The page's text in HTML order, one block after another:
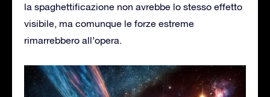
la spaghettificazione non avrebbe lo stesso effetto
visibile, ma comunque le forze estreme
rimarrebbero all’opera.